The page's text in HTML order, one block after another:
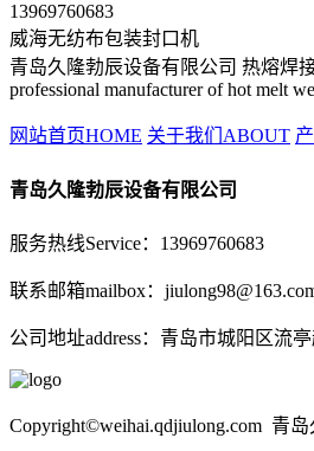
13969760683
威海无纺布包装封口机
青岛久隆勃辰设备有限公司 热熔焊
professional manufacturer of hot melt
网站首页HOME 关于我们ABOUT
青岛久隆勃辰设备有限公司
服务热线Service：13969760683
联系邮箱mailbox：
公司地址address：青岛市城阳区流
Copyright©weihai.qdjiulong.com 青